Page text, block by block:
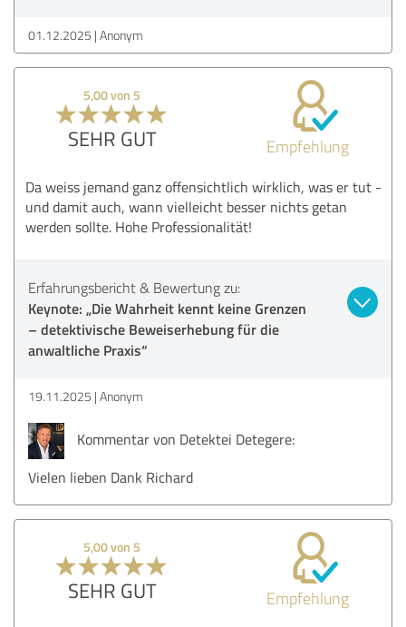
01.12.2025 Anonym
5,00 von 5
SEHR GUT Empfehlung
Da weiss jemand ganz offensichtlich wirklich, was er tut -
und damit auch, wann vielleicht besser nichts getan
werden sollte. Hohe Professionalität!
Erfahrungsbericht & Bewertung zu:
Keynote: „Die Wahrheit kennt keine Grenzen
– detektivische Beweiserhebung für die
anwaltliche Praxis“
19.11.2025 Anonym
Kommentar von Detektei Detegere:
Vielen lieben Dank Richard
5,00 von 5
SEHR GUT Empfehlung